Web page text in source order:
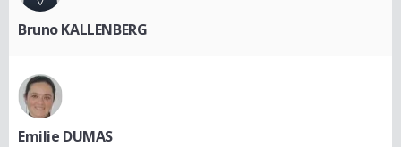
Bruno KALLENBERG
Emilie DUMAS